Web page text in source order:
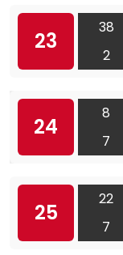
23
38
2
24
8
7
25
22
7